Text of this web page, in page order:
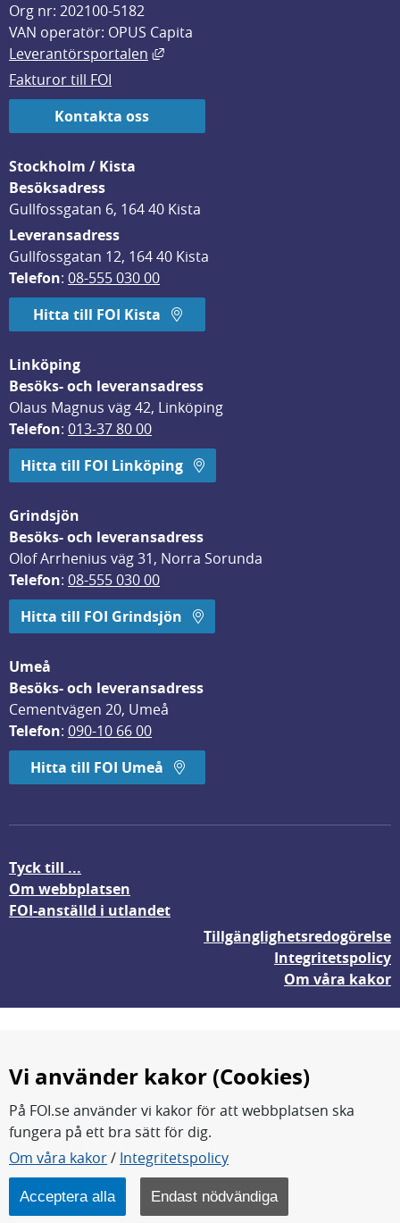
Org nr: 202100-5182
VAN operatör: OPUS Capita
Leverantörsportalen
Länk till annan webbplats, öppnas
Fakturor till FOI
Kontakta oss
Stockholm / Kista
Besöksadress
Gullfossgatan 6, 164 40 Kista
Leveransadress
Gullfossgatan 12, 164 40 Kista
Telefon: 08-555 030 00
Hitta till FOI Kista
Linköping
Besöks- och leveransadress
Olaus Magnus väg 42, Linköping
Telefon: 013-37 80 00
Hitta till FOI Linköping
Grindsjön
Besöks- och leveransadress
Olof Arrhenius väg 31, Norra Sorunda
Telefon: 08-555 030 00
Hitta till FOI Grindsjön
Umeå
Besöks- och leveransadress
Cementvägen 20, Umeå
Telefon: 090-10 66 00
Hitta till FOI Umeå
Tyck till ...
Om webbplatsen
FOI-anställd i utlandet
Tillgänglighetsredogörelse
Integritetspolicy
Om våra kakor
FOI forskar för en säkrare värld.
FOI:s kärnverksamhet är forskning, metod- och
teknikutveckling samt analyser och studier.
Myndigheten ligger under Försvarsdepartementet.
Vi använder kakor (Cookies)
På FOI.se använder vi kakor för att webbplatsen ska
fungera på ett bra sätt för dig.
Om våra kakor/ Integritetspolicy
Acceptera alla Endast nödvändiga